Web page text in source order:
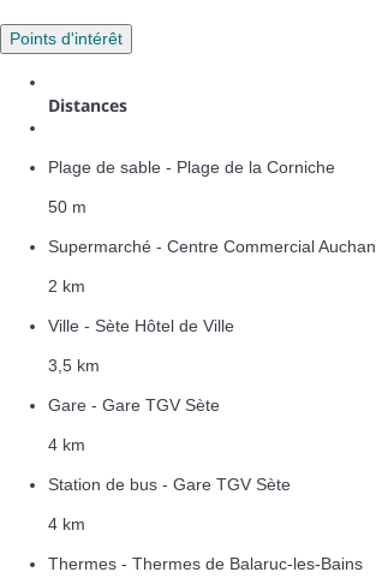
Points d'intérêt
Distances
Plage de sable - Plage de la Corniche
50 m
Supermarché - Centre Commercial Auchan
2 km
Ville - Sète Hôtel de Ville
3,5 km
Gare - Gare TGV Sète
4 km
Station de bus - Gare TGV Sète
4 km
Thermes - Thermes de Balaruc-les-Bains